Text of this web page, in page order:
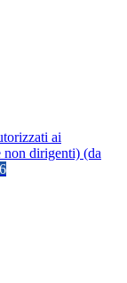
ai
dirigenti) (da
6